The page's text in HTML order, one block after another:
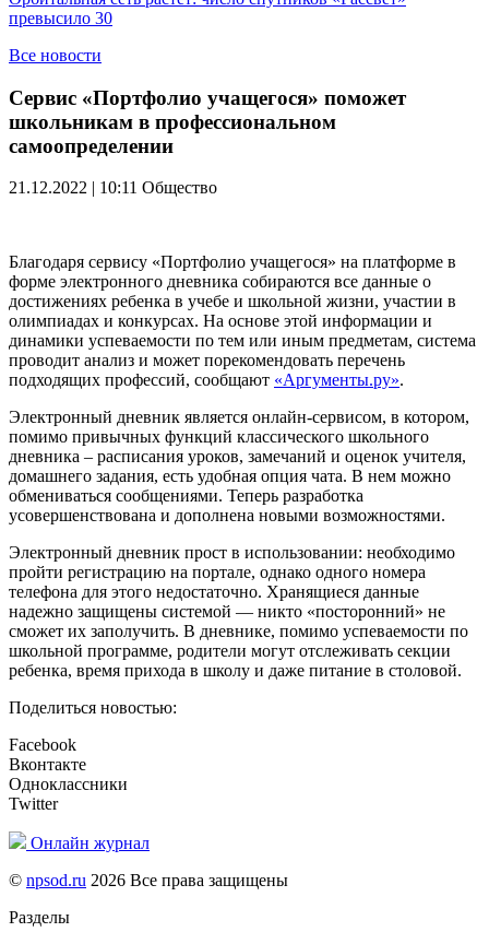
превысило 30
Все новости
Сервис «Портфолио учащегося» поможет
школьникам в профессиональном
самоопределении
21.12.2022 | 10:11 Общество
Благодаря сервису «Портфолио учащегося» на платформе в
форме электронного дневника собираются все данные о
достижениях ребенка в учебе и школьной жизни, участии в
олимпиадах и конкурсах. На основе этой информации и
динамики успеваемости по тем или иным предметам, система
проводит анализ и может порекомендовать перечень
подходящих профессий, сообщают «Аргументы.ру».
Электронный дневник является онлайн-сервисом, в котором,
помимо привычных функций классического школьного
дневника – расписания уроков, замечаний и оценок учителя,
домашнего задания, есть удобная опция чата. В нем можно
обмениваться сообщениями. Теперь разработка
усовершенствована и дополнена новыми возможностями.
Электронный дневник прост в использовании: необходимо
пройти регистрацию на портале, однако одного номера
телефона для этого недостаточно. Хранящиеся данные
надежно защищены системой — никто «посторонний» не
сможет их заполучить. В дневнике, помимо успеваемости по
школьной программе, родители могут отслеживать секции
ребенка, время прихода в школу и даже питание в столовой.
Поделиться новостью:
Facebook
Вконтакте
Одноклассники
Twitter
Онлайн журнал
© npsod.ru 2026 Все права защищены
Разделы